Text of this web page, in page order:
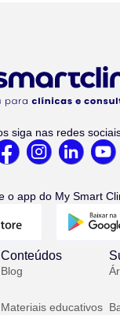
siga nas redes
o app do My Smart
Conteúdos
Blog
Materiais educativos